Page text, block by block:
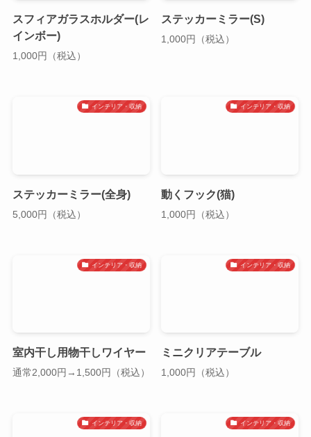
スフィアガラスホルダー(レ
インボー)
1,000円（税込）
ステッカーミラー(S)
1,000円（税込）
インテリア・収納
ステッカーミラー(全身)
5,000円（税込）
インテリア・収納
動くフック(猫)
1,000円（税込）
インテリア・収納
室内干し用物干しワイヤー
通常2,000円→1,500円（税込）
インテリア・収納
ミニクリアテーブル
1,000円（税込）
インテリア・収納 インテリア・収納